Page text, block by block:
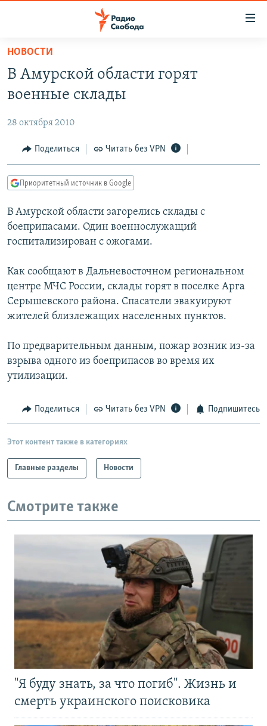
упрощенного
доступа
основному
Вернутся
главной
навигации
Вернутся
поиску
ПОДКАСТЫ
ЦИТАТЫ СВОБОДЫ
МНЕНИЯ
IDEL.РЕАЛИИ
КАВКАЗ.РЕАЛИИ
СЕВЕР.РЕАЛИИ
РАСПИСАНИЕ ВЕЩАНИЯ
ПОДПИШИТЕСЬ НА РАССЫЛКУ
Все сайты РСЕ/РС
НОВОСТИ
В Амурской области горят
военные склады
28 октября 2010
Поделиться Читать без VPN
Приоритетный источник в Google
В Амурской области загорелись склады с
боеприпасами. Один военнослужащий
госпитализирован с ожогами.
Как сообщают в Дальневосточном региональном
центре МЧС России, склады горят в поселке Арга
Серышевского района. Спасатели эвакуируют
жителей близлежащих населенных пунктов.
По предварительным данным, пожар возник из-за
взрыва одного из боеприпасов во время их
утилизации.
Поделиться Читать без VPN Подпишитесь
Этот контент также в категориях
Главные разделы Новости
Смотрите также
"Я буду знать, за что погиб". Жизнь и
смерть украинского поисковика